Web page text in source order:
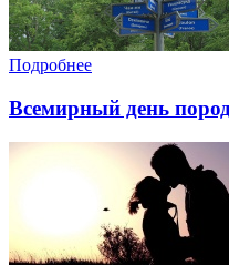
Подробнее
Всемирный день